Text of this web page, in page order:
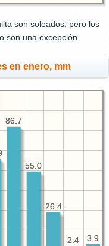
son soleados, pero los
son una excepción.
en enero, mm
3.9
2.4
26.4
55.0
86.7
3.9
2.4
26.4
55.0
86.7